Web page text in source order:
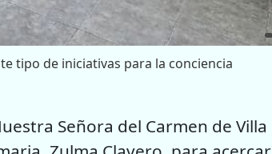
tipo de iniciativas para la conciencia
Señora del Carmen de Villa